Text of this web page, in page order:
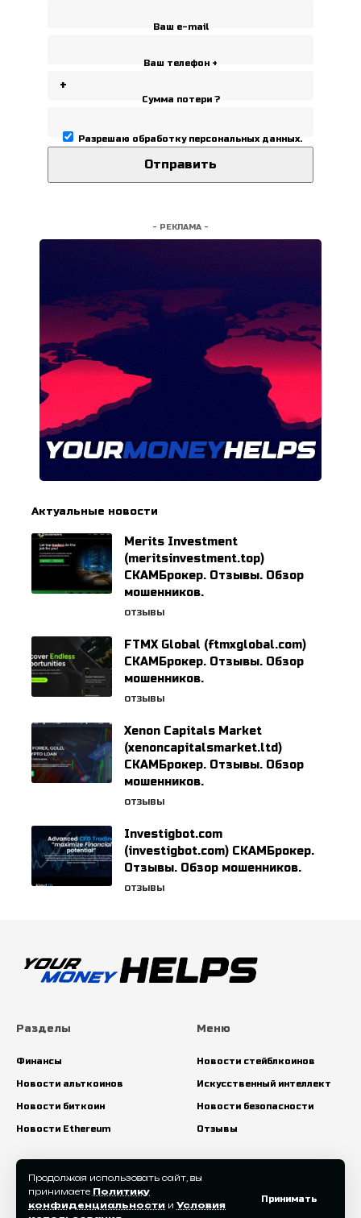
Продолжая использовать сайт, вы
принимаете Политику
конфиденциальности и Условия
Принимать
Ваш e-mail
Ваш телефон +
Сумма потери ?
Разрешаю обработку персональных данных.
- РЕКЛАМА -
Актуальные новости
Merits Investment
(meritsinvestment.top)
СКАМБрокер. Отзывы. Обзор
мошенников.
ОТЗЫВЫ
FTMX Global (ftmxglobal.com)
СКАМБрокер. Отзывы. Обзор
мошенников.
ОТЗЫВЫ
Xenon Capitals Market
(xenoncapitalsmarket.ltd)
СКАМБрокер. Отзывы. Обзор
мошенников.
ОТЗЫВЫ
Investigbot.com
(investigbot.com) СКАМБрокер.
Отзывы. Обзор мошенников.
ОТЗЫВЫ
Разделы
Финансы
Новости альткоинов
Новости биткоин
Новости Ethereum
Меню
Новости стейблкоинов
Искусственный интеллект
Новости безопасности
Отзывы
Искать: